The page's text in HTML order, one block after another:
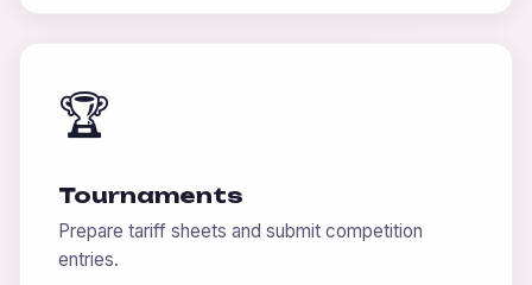
🏆
Tournaments
Prepare tariff sheets and submit competition
entries.